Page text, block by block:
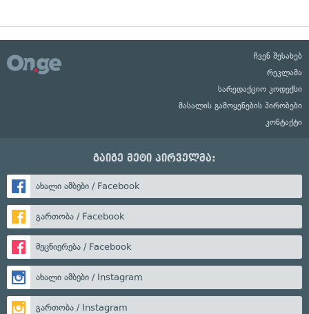
ჩვენ შესახებ
რეკლამა
სარედაქციო კოდექსი
მასალის გამოყენების პირობები
კონტაქტი
გაიგე მეტი პირველმა:
ახალი ამბები / Facebook
გართობა / Facebook
მეცნიერება / Facebook
ახალი ამბები / Instagram
გართობა / Instagram